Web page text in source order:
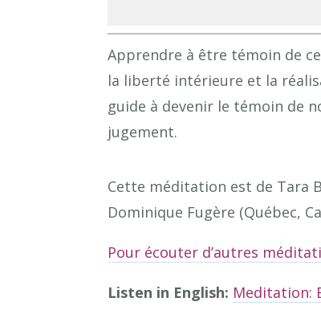
Apprendre à être témoin de
la liberté intérieure et la
guide à devenir le témoin de
jugement.
Cette méditation est de Tara
Dominique Fugère (Québec,
Pour écouter d’autres
Listen in English: Meditation: